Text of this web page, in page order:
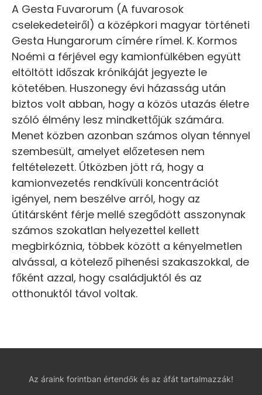
A Gesta Fuvarorum (A fuvarosok
cselekedeteiről) a középkori magyar történeti
Gesta Hungarorum címére rímel. K. Kormos
Noémi a férjével egy kamionfülkében együtt
eltöltött időszak krónikáját jegyezte le
kötetében. Huszonegy évi házasság után
biztos volt abban, hogy a közös utazás életre
szóló élmény lesz mindkettőjük számára.
Menet közben azonban számos olyan ténnyel
szembesült, amelyet előzetesen nem
feltételezett. Útközben jött rá, hogy a
kamionvezetés rendkívüli koncentrációt
igényel, nem beszélve arról, hogy az
útitársként férje mellé szegődött asszonynak
számos szokatlan helyezettel kellett
megbirkóznia, többek között a kényelmetlen
alvással, a kötelező pihenési szakaszokkal, de
főként azzal, hogy családjuktól és az
otthonuktól távol voltak.
Az áraink forintban értendők és az áfát tartalmazzák!